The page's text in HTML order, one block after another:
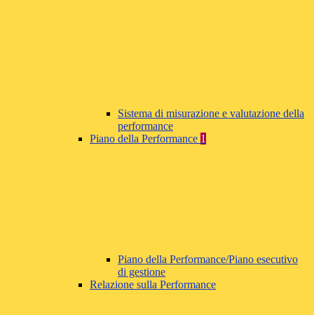
Sistema di misurazione e valutazione della
performance
Piano della Performance 1
Piano della Performance/Piano esecutivo
di gestione
Relazione sulla Performance